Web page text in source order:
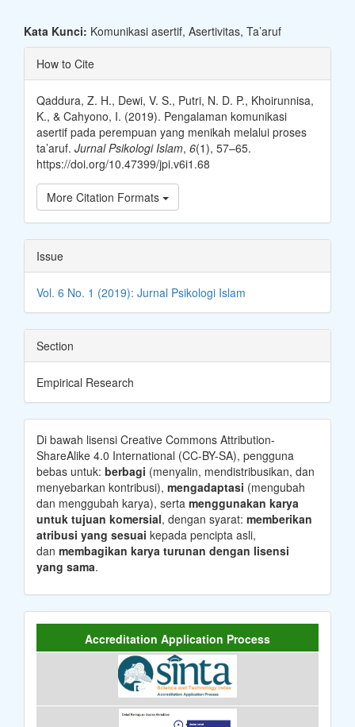
Kata Kunci: Komunikasi asertif, Asertivitas, Ta’aruf
Article
Details
How to Cite
Qaddura, Z. H., Dewi, V. S., Putri, N. D. P., Khoirunnisa,
K., & Cahyono, I. (2019). Pengalaman komunikasi
asertif pada perempuan yang menikah melalui proses
ta’aruf. Jurnal Psikologi Islam, 6(1), 57–65.
https://doi.org/10.47399/jpi.v6i1.68
More Citation Formats
Issue
Vol. 6 No. 1 (2019): Jurnal Psikologi Islam
Section
Empirical Research
Di bawah lisensi Creative Commons Attribution-
ShareAlike 4.0 International (CC-BY-SA), pengguna
bebas untuk: berbagi (menyalin, mendistribusikan, dan
menyebarkan kontribusi), mengadaptasi (mengubah
dan menggubah karya), serta menggunakan karya
untuk tujuan komersial, dengan syarat: memberikan
atribusi yang sesuai kepada pencipta asli,
dan membagikan karya turunan dengan lisensi
yang sama.
Accreditation Application Process